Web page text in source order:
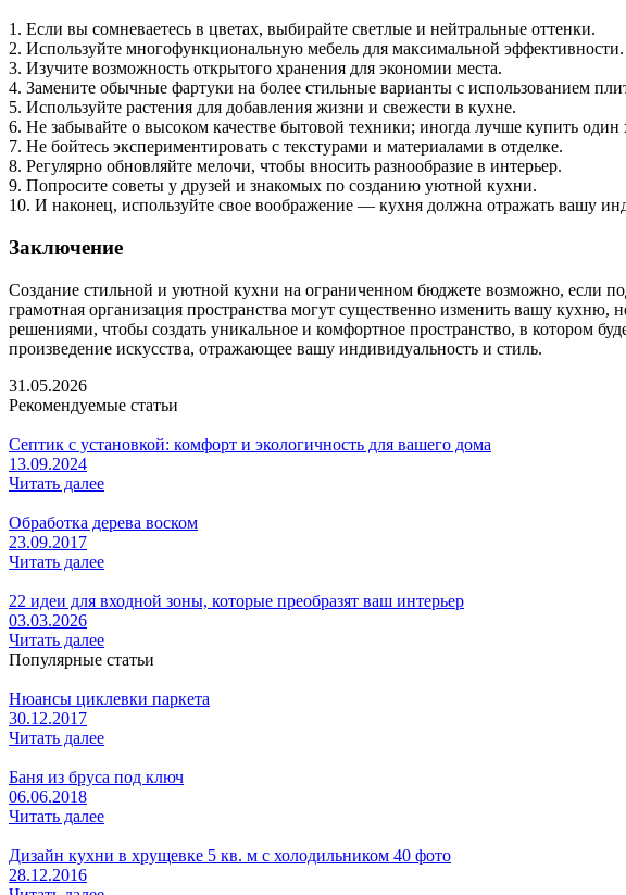
1. Если вы сомневаетесь в цветах, выбирайте светлые и нейтральные оттенки.
2. Используйте многофункциональную мебель для максимальной эффективности.
3. Изучите возможность открытого хранения для экономии места.
4. Замените обычные фартуки на более стильные варианты с использованием
5. Используйте растения для добавления жизни и свежести в кухне.
6. Не забывайте о высоком качестве бытовой техники; иногда лучше купить
7. Не бойтесь экспериментировать с текстурами и материалами в отделке.
8. Регулярно обновляйте мелочи, чтобы вносить разнообразие в интерьер.
9. Попросите советы у друзей и знакомых по созданию уютной кухни.
10. И наконец, используйте свое воображение — кухня должна отражать вашу
Заключение
Создание стильной и уютной кухни на ограниченном бюджете возможно, если
грамотная организация пространства могут существенно изменить вашу
решениями, чтобы создать уникальное и комфортное пространство, в котором
произведение искусства, отражающее вашу индивидуальность и стиль.
31.05.2026
Рекомендуемые статьи
Септик с установкой: комфорт и экологичность для вашего дома
13.09.2024
Читать далее
Обработка дерева воском
23.09.2017
Читать далее
22 идеи для входной зоны, которые преобразят ваш интерьер
03.03.2026
Читать далее
Популярные статьи
Нюансы циклевки паркета
30.12.2017
Читать далее
Баня из бруса под ключ
06.06.2018
Читать далее
Дизайн кухни в хрущевке 5 кв. м с холодильником 40 фото
28.12.2016